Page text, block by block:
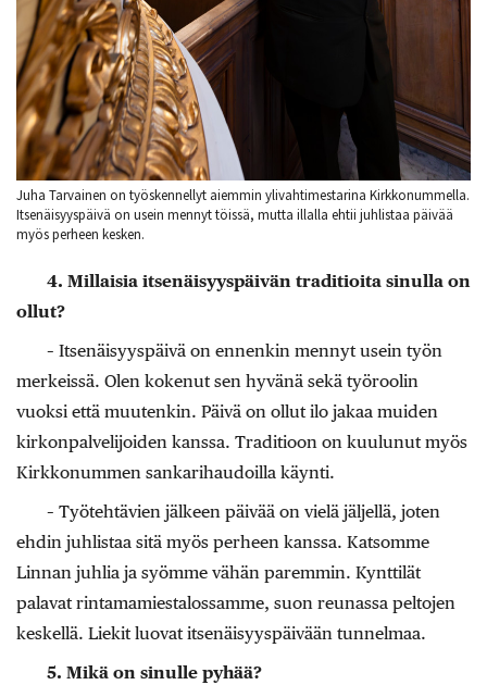
Juha Tarvainen on työskennellyt aiemmin ylivahtimestarina Kirkkonummella.
Itsenäisyyspäivä on usein mennyt töissä, mutta illalla ehtii juhlistaa päivää
myös perheen kesken.
4. Millaisia itsenäisyyspäivän traditioita sinulla on
ollut?
– Itsenäisyyspäivä on ennenkin mennyt usein työn
merkeissä. Olen kokenut sen hyvänä sekä työroolin
vuoksi että muutenkin. Päivä on ollut ilo jakaa muiden
kirkonpalvelijoiden kanssa. Traditioon on kuulunut myös
Kirkkonummen sankarihaudoilla käynti.
– Työtehtävien jälkeen päivää on vielä jäljellä, joten
ehdin juhlistaa sitä myös perheen kanssa. Katsomme
Linnan juhlia ja syömme vähän paremmin. Kynttilät
palavat rintamamiestalossamme, suon reunassa peltojen
keskellä. Liekit luovat itsenäisyyspäivään tunnelmaa.
5. Mikä on sinulle pyhää?